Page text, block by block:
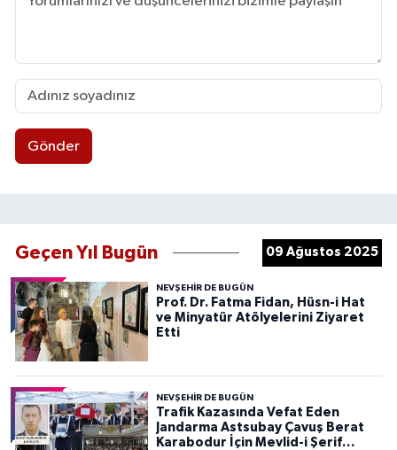
Gönder
Geçen Yıl Bugün 09 Ağustos 2025
NEVŞEHIR DE BUGÜN
Prof. Dr. Fatma Fidan, Hüsn-i Hat
ve Minyatür Atölyelerini Ziyaret
Etti
NEVŞEHIR DE BUGÜN
Trafik Kazasında Vefat Eden
Jandarma Astsubay Çavuş Berat
Karabodur İçin Mevlid-i Şerif